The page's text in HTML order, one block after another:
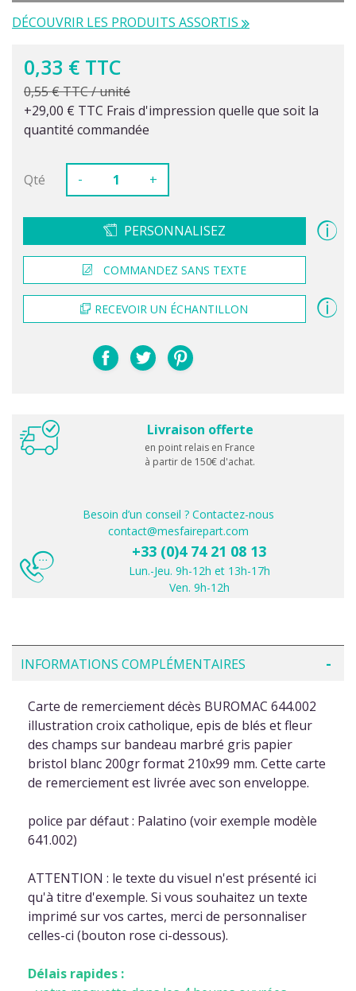
DÉCOUVRIR LES PRODUITS ASSORTIS
0,33 € TTC
0,55 € TTC / unité
+29,00 € TTC Frais d'impression quelle que soit la
quantité commandée
Qté - +
PERSONNALISEZ
COMMANDEZ SANS TEXTE
RECEVOIR UN ÉCHANTILLON
Livraison offerte
en point relais en France
à partir de 150€ d'achat.
Besoin d’un conseil ? Contactez-nous
contact@mesfairepart.com
+33 (0)4 74 21 08 13
Lun.-Jeu. 9h-12h et 13h-17h
Ven. 9h-12h
INFORMATIONS COMPLÉMENTAIRES
Carte de remerciement décès BUROMAC 644.002
illustration croix catholique, epis de blés et fleur
des champs sur bandeau marbré gris papier
bristol blanc 200gr format 210x99 mm. Cette carte
de remerciement est livrée avec son enveloppe.
police par défaut : Palatino (voir exemple modèle
641.002)
ATTENTION : le texte du visuel n'est présenté ici
qu'à titre d'exemple. Si vous souhaitez un texte
imprimé sur vos cartes, merci de personnaliser
celles-ci (bouton rose ci-dessous).
Délais rapides :